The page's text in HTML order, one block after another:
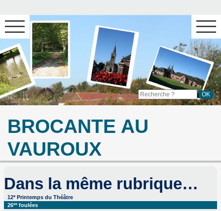
BROCANTE AU
VAUROUX
Dans la même rubrique…
12e Printemps du Théâtre
26es foulées